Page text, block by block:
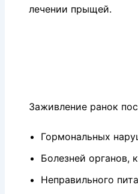
лечении прыщей.
Заживление ранок
Гормональных
Болезней органов,
Неправильного